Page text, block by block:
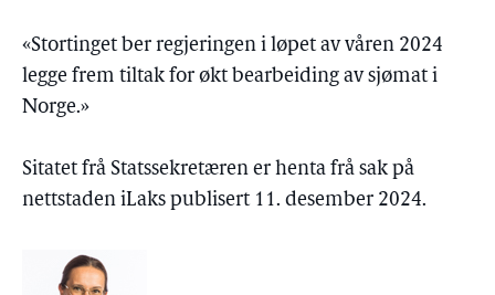
«Stortinget ber regjeringen i løpet av våren 2024
legge frem tiltak for økt bearbeiding av sjømat i
Norge.»
Sitatet frå Statssekretæren er henta frå sak på
nettstaden iLaks publisert 11. desember 2024.